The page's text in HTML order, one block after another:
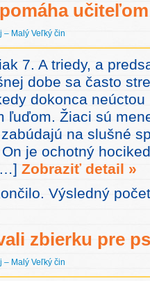
učiteľom
– Malý Veľký čin
7. A triedy, a
dobe sa často
dokonca neúctou
ľuďom. Žiaci sú
na slušné
je ochotný
Zobraziť detail »
Výsledný
zbierku pre
– Malý Veľký čin